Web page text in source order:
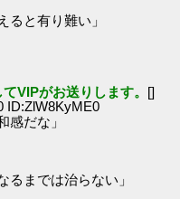
と有り難い」
VIPがお送りします。 []
ID:ZlW8KyME0
感だな」
るまでは治らない」